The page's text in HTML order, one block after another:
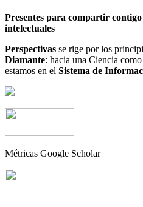
Presentes para compartir
intelectuales
Perspectivas se rige por los
Diamante: hacia una Ciencia
estamos en el Sistema de
Métricas Google Scholar